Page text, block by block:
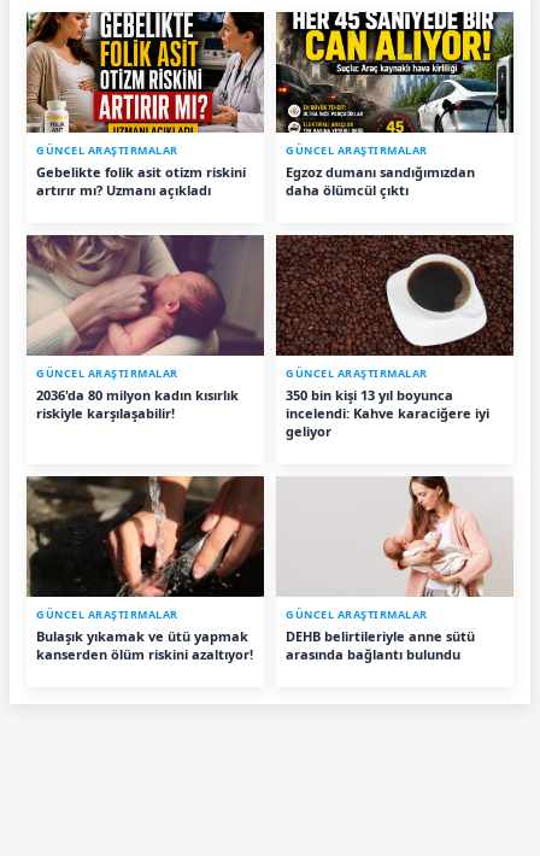
GÜNCEL ARAŞTIRMALAR
Gebelikte folik asit otizm riskini
artırır mı? Uzmanı açıkladı
GÜNCEL ARAŞTIRMALAR
Egzoz dumanı sandığımızdan
daha ölümcül çıktı
GÜNCEL ARAŞTIRMALAR
2036'da 80 milyon kadın kısırlık
riskiyle karşılaşabilir!
GÜNCEL ARAŞTIRMALAR
350 bin kişi 13 yıl boyunca
incelendi: Kahve karaciğere iyi
geliyor
GÜNCEL ARAŞTIRMALAR
Bulaşık yıkamak ve ütü yapmak
kanserden ölüm riskini azaltıyor!
GÜNCEL ARAŞTIRMALAR
DEHB belirtileriyle anne sütü
arasında bağlantı bulundu